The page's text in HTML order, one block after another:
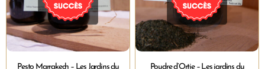
Pesto Marrakech – Les Jardins du
Poudre d’Ortie – Les jardins du